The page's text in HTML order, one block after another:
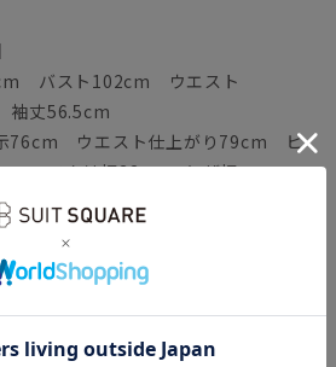
バスト102cm ウエスト
丈56.5cm
示76cm ウエスト仕上がり79cm ヒ
ワタリ幅32cm ヒザ幅
スト98cm ウエスト86.5cm
バスト104cm ウエスト
丈58cm
78cm ウエスト仕上がり81cm ヒ